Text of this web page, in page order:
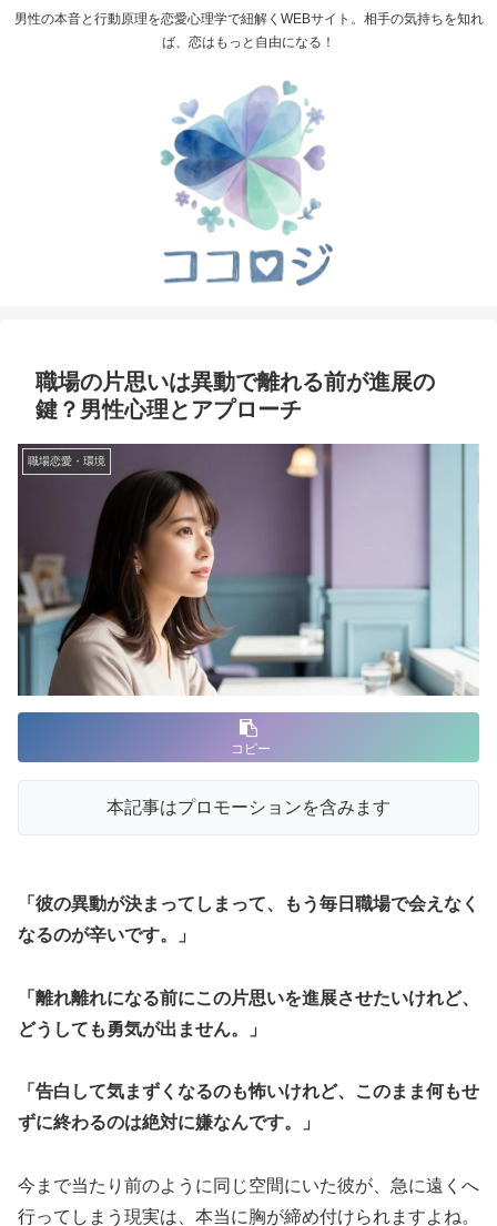
男性の本音と行動原理を恋愛心理学で紐解くWEBサイト。相手の気持ちを知れ
ば、恋はもっと自由になる！
職場の片思いは異動で離れる前が進展の
鍵？男性心理とアプローチ
職場恋愛・環境
コピー
本記事はプロモーションを含みます
「彼の異動が決まってしまって、もう毎日職場で会えなく
なるのが辛いです。」
「離れ離れになる前にこの片思いを進展させたいけれど、
どうしても勇気が出ません。」
「告白して気まずくなるのも怖いけれど、このまま何もせ
ずに終わるのは絶対に嫌なんです。」
今まで当たり前のように同じ空間にいた彼が、急に遠くへ
行ってしまう現実は、本当に胸が締め付けられますよね。